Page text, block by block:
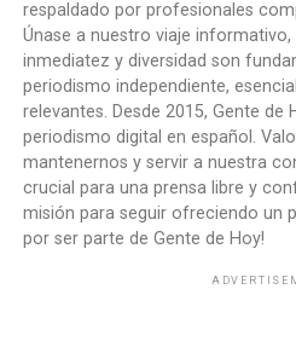
respaldado por profesionales
Únase a nuestro viaje informativo,
inmediatez y diversidad son
periodismo independiente,
relevantes. Desde 2015, Gente de
periodismo digital en español.
mantenernos y servir a nuestra
crucial para una prensa libre y
misión para seguir ofreciendo un
por ser parte de Gente de Hoy!